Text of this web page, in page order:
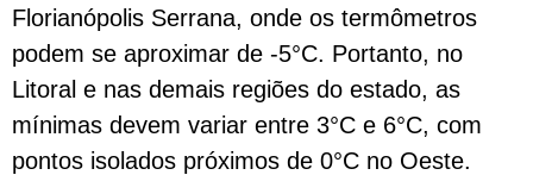
Florianópolis Serrana, onde os termômetros
podem se aproximar de -5°C. Portanto, no
Litoral e nas demais regiões do estado, as
mínimas devem variar entre 3°C e 6°C, com
pontos isolados próximos de 0°C no Oeste.